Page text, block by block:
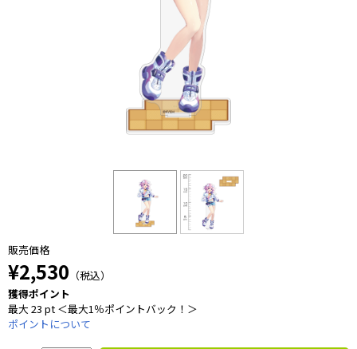
販売価格
¥2,530 （税込）
獲得ポイント
最大 23 pt ＜最大1％ポイントバック！＞
ポイントについて